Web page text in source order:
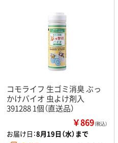
コモライフ 生ゴミ消臭 ぶっ
かけバイオ 虫よけ剤入
391288 1個（直送品）
￥869（税込）
お届け日：8月19日（水）まで